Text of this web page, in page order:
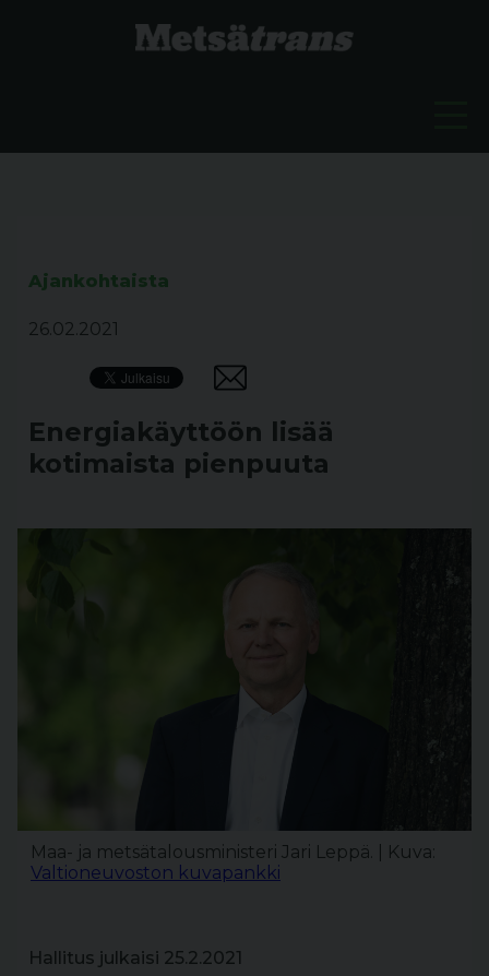
Ajankohtaista
26.02.2021
Energiakäyttöön lisää
kotimaista pienpuuta
Maa- ja metsätalousministeri Jari Leppä. | Kuva:
Valtioneuvoston kuvapankki
Hallitus julkaisi 25.2.2021